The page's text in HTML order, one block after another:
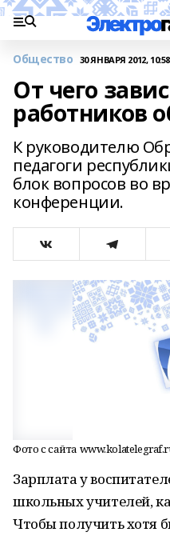
Общество 30 ЯНВАРЯ 2012, 10:58
От чего
работников
К руководителю
педагоги
блок вопросов во
конференции.
Фото с сайта
Зарплата у
школьных учителей,
Чтобы получить хотя